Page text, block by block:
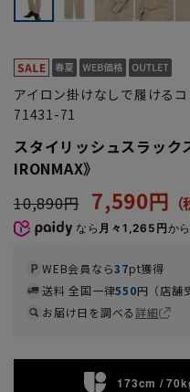
アイロン掛けなしで履ける
71431-71
スタイリッシュスラック
IRONMAX》
10,890円
7,590円
なら 月々1,265円か
WEB会員なら37pt獲得
送料 全国一律550円（店舗
お届け日を調べる詳細
173cm /